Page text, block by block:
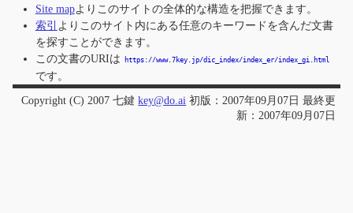
Site mapよりこのサイトの全体的な構造を把握できます。
索引 よりこのサイト内にある任意のキーワードを含んだ文書
を探すことができます。
この文書のURIは
https://www.7key.jp/dic_index/index_er/index_gi.html
です。
Copyright (C) 2007 七鍵key@do.ai 初版：2007年09月07日 最終更
新：2007年09月07日